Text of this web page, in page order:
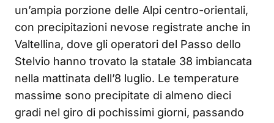
un’ampia porzione delle Alpi centro-orientali,
con precipitazioni nevose registrate anche in
Valtellina, dove gli operatori del Passo dello
Stelvio hanno trovato la statale 38 imbiancata
nella mattinata dell’8 luglio. Le temperature
massime sono precipitate di almeno dieci
gradi nel giro di pochissimi giorni, passando